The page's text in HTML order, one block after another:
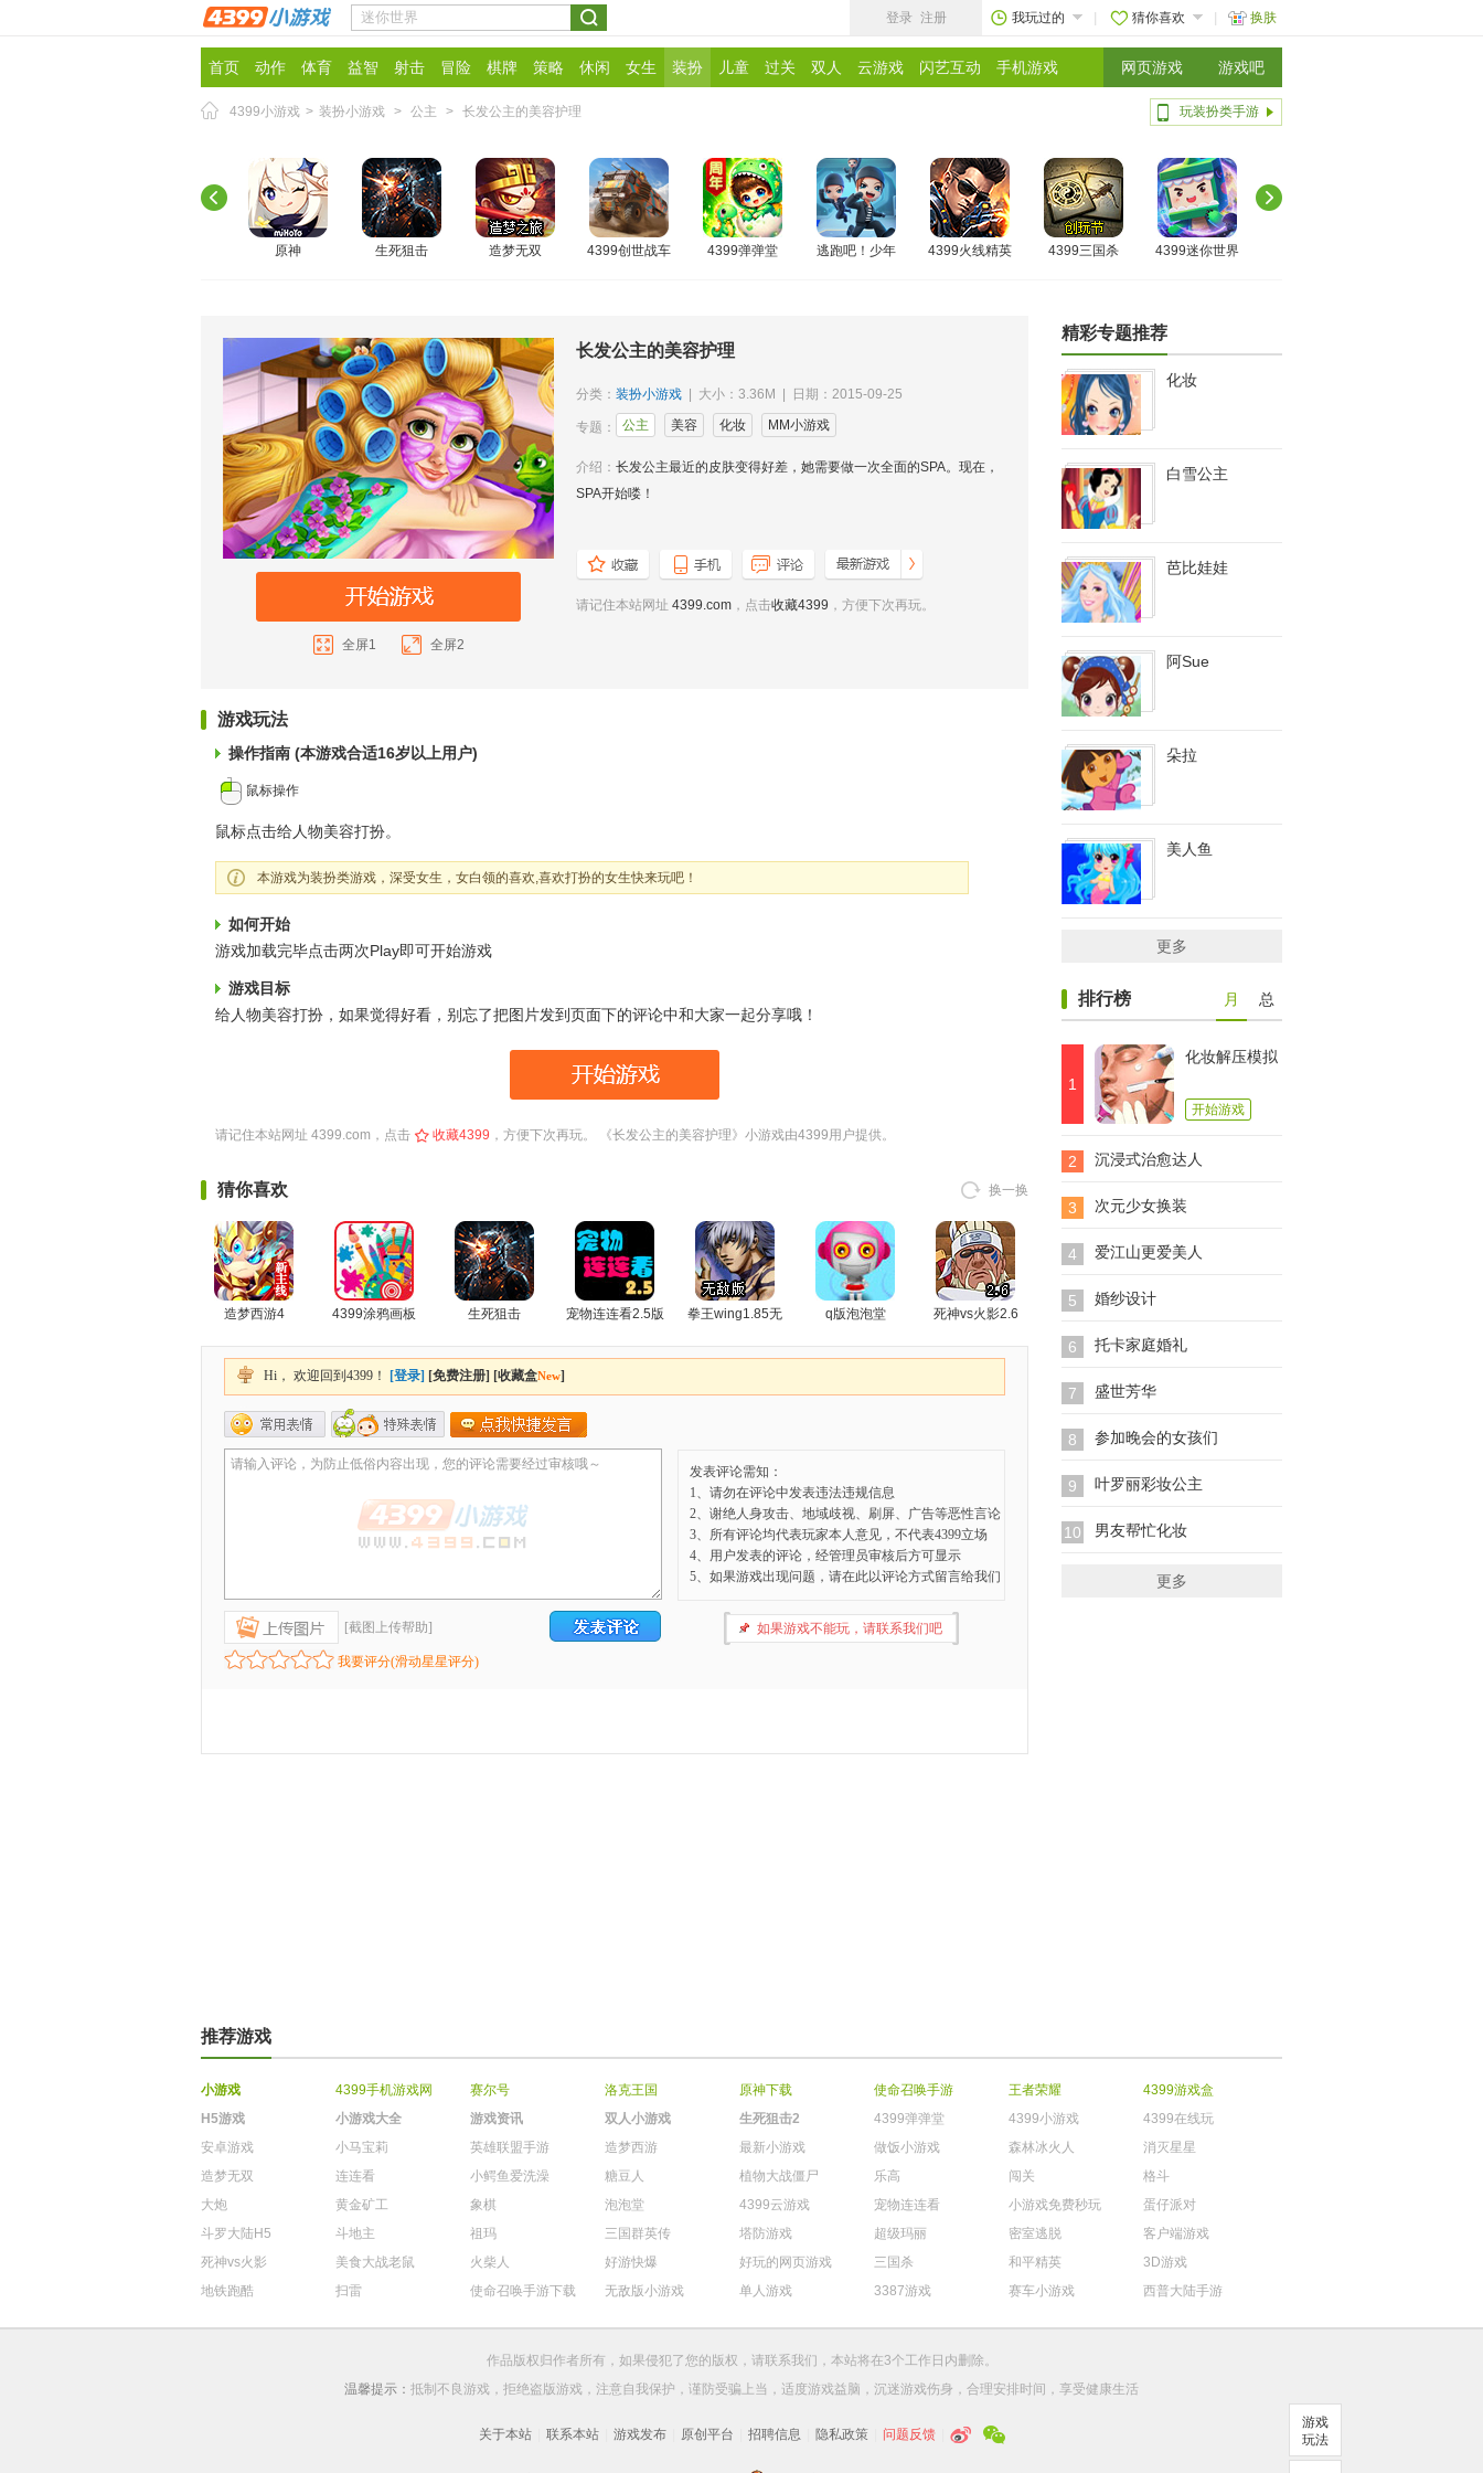
登录 注册 我玩过的 猜你喜欢 换肤
首页 动作 体育 益智 射击 冒险 棋牌 策略 休闲 女生 装扮 儿童 过关 双人 云游戏 闪艺互动 手机游戏 网页游戏 游戏吧
4399小游戏 > 装扮小游戏 > 公主 > 长发公主的美容护理 玩装扮类手游
原神 生死狙击 造梦无双 4399创世战车 4399弹弹堂 逃跑吧！少年 4399火线精英 4399三国杀 4399迷你世界
全屏1 全屏2
长发公主的美容护理
分类： 装扮小游戏 | 大小：3.36M | 日期：2015-09-25
专题： 公主 美容 化妆 MM小游戏
介绍： 长发公主最近的皮肤变得好差，她需要做一次全面的SPA。现在，
SPA开始喽！
请记住本站网址 4399.com ，点击收藏4399 ，方便下次再玩。
游戏玩法
操作指南 (本游戏合适16岁以上用户)
鼠标操作
鼠标点击给人物美容打扮。
本游戏为装扮类游戏，深受女生，女白领的喜欢,喜欢打扮的女生快来玩吧！
如何开始
游戏加载完毕点击两次Play即可开始游戏
游戏目标
给人物美容打扮，如果觉得好看，别忘了把图片发到页面下的评论中和大家一起分享哦！
请记住本站网址 4399.com ，点击 收藏4399 ，方便下次再玩。 《长发公主的美容护理》小游戏由4399用户提供。
猜你喜欢 换一换
造梦西游4 4399涂鸦画板 生死狙击 宠物连连看2.5版
拳王wing1.85无
q版泡泡堂 死神vs火影2.6
精彩专题推荐
化妆
白雪公主
芭比娃娃
阿Sue
朵拉
美人鱼
更多
排行榜 月 总
1
化妆解压模拟
开始游戏
2 沉浸式治愈达人
3 次元少女换装
4 爱江山更爱美人
5 婚纱设计
6 托卡家庭婚礼
7 盛世芳华
8 参加晚会的女孩们
9 叶罗丽彩妆公主
10 男友帮忙化妆
更多
推荐游戏
小游戏 4399手机游戏网 赛尔号 洛克王国 原神下载 使命召唤手游 王者荣耀
4399游戏盒
H5游戏
小游戏大全 游戏资讯 双人小游戏 生死狙击2 4399弹弹堂 4399小游戏
4399在线玩
安卓游戏
小马宝莉 英雄联盟手游 造梦西游 最新小游戏 做饭小游戏 森林冰火人
消灭星星
造梦无双
连连看 小鳄鱼爱洗澡 糖豆人 植物大战僵尸 乐高 闯关
格斗
大炮
黄金矿工 象棋 泡泡堂 4399云游戏 宠物连连看 小游戏免费秒玩
蛋仔派对
斗罗大陆H5
斗地主 祖玛 三国群英传 塔防游戏 超级玛丽 密室逃脱
客户端游戏
死神vs火影
美食大战老鼠 火柴人 好游快爆 好玩的网页游戏 三国杀 和平精英
3D游戏
地铁跑酷
扫雷 使命召唤手游下载 无敌版小游戏 单人游戏 3387游戏 赛车小游戏 西普大陆手游
游戏
玩法
作品版权归作者所有，如果侵犯了您的版权，请联系我们 ，本站将在3个工作日内删除。
温馨提示： 抵制不良游戏，拒绝盗版游戏，注意自我保护，谨防受骗上当，适度游戏益脑，沉迷游戏伤身，合理安排时间，享受健康生活
关于本站 联系本站 游戏发布 原创平台 招聘信息 隐私政策 问题反馈